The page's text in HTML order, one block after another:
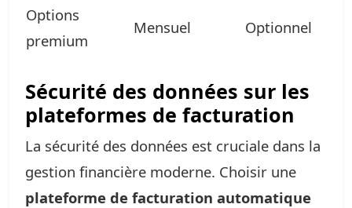
Options
premium
Mensuel Optionnel
Sécurité des données sur les
plateformes de facturation
La sécurité des données est cruciale dans la
gestion financière moderne. Choisir une
plateforme de facturation automatique